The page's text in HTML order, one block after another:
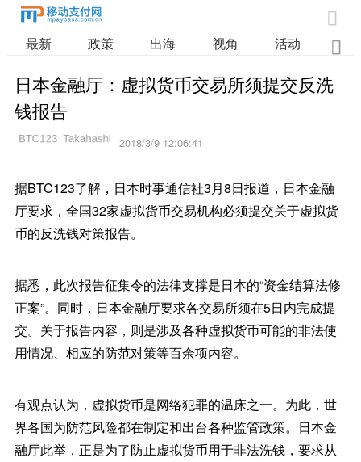

最新 政策 出海 视角 活动 业

日本金融厅：虚拟货币交易所须提交反洗
钱报告
2018/3/9 12:06:41
据BTC123了解，日本时事通信社3月8日报道，日本金融
厅要求，全国32家虚拟货币交易机构必须提交关于虚拟货
币的反洗钱对策报告。
据悉，此次报告征集令的法律支撑是日本的“资金结算法修
正案”。同时，日本金融厅要求各交易所须在5日内完成提
交。关于报告内容，则是涉及各种虚拟货币可能的非法使
用情况、相应的防范对策等百余项内容。
有观点认为，虚拟货币是网络犯罪的温床之一。为此，世
界各国为防范风险都在制定和出台各种监管政策。日本金
融厅此举，正是为了防止虚拟货币用于非法洗钱，要求从